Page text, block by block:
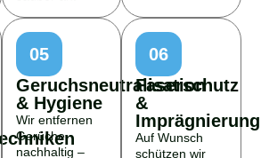
05
Geruchsneutralisation
& Hygiene
Wir entfernen
Gerüche
nachhaltig –
06
Faserschutz
&
Imprägnierung
Auf Wunsch
schützen wir